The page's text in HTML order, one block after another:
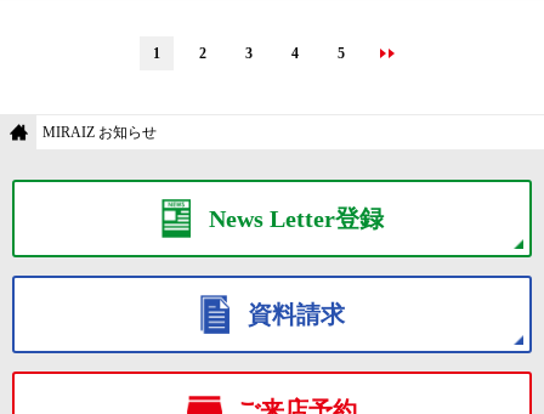
1 2 3 4 5
MIRAIZ お知らせ
News Letter登録
資料請求